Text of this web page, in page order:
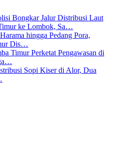
Bongkar Jalur Distribusi Laut
ke Lombok, Sa…
hingga Pedang Pora,
Dis…
Timur Perketat Pengawasan di
Sopi Kiser di Alor, Dua